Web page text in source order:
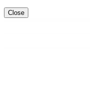
Close